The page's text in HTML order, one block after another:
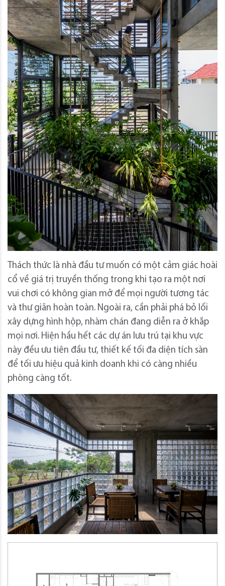
Thách thức là nhà đầu tư muốn có một cảm giác hoài
cổ về giá trị truyền thống trong khi tạo ra một nơi
vui chơi có không gian mở để mọi người tương tác
và thư giãn hoàn toàn. Ngoài ra, cần phải phá bỏ lối
xây dựng hình hộp, nhàm chán đang diễn ra ở khắp
mọi nơi. Hiện hầu hết các dự án lưu trú tại khu vực
này đều ưu tiên đầu tư, thiết kế tối đa diện tích sàn
để tối ưu hiệu quả kinh doanh khi có càng nhiều
phòng càng tốt.